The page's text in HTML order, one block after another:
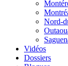
Nord-
Vidéos
Dossiers